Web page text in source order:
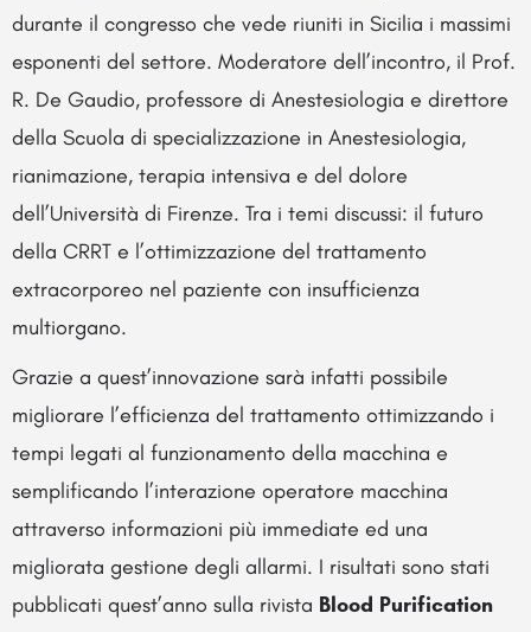
durante il congresso che vede riuniti in Sicilia i massimi
esponenti del settore. Moderatore dell’incontro, il Prof.
R. De Gaudio, professore di Anestesiologia e direttore
della Scuola di specializzazione in Anestesiologia,
rianimazione, terapia intensiva e del dolore
dell’Università di Firenze. Tra i temi discussi: il futuro
della CRRT e l’ottimizzazione del trattamento
extracorporeo nel paziente con insufficienza
multiorgano.
Grazie a quest’innovazione sarà infatti possibile
migliorare l’efficienza del trattamento ottimizzando i
tempi legati al funzionamento della macchina e
semplificando l’interazione operatore macchina
attraverso informazioni più immediate ed una
migliorata gestione degli allarmi. I risultati sono stati
pubblicati quest’anno sulla rivista Blood Purification